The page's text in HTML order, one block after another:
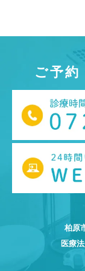
ご予約
柏原
医療